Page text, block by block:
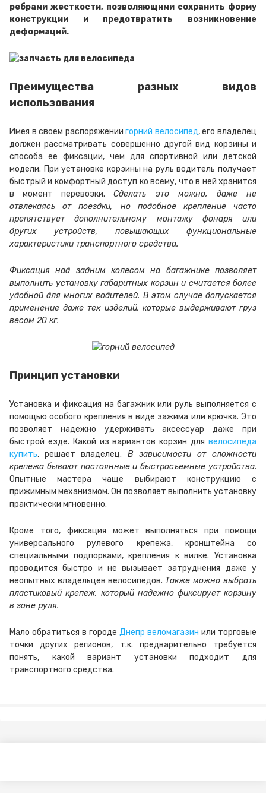
ребрами жесткости, позволяющими сохранить форму
конструкции и предотвратить возникновение
деформаций.
Преимущества разных видов
использования
Имея в своем распоряжениигорний велосипед, его владелец
должен рассматривать совершенно другой вид корзины и
способа ее фиксации, чем для спортивной или детской
модели. При установке корзины на руль водитель получает
быстрый и комфортный доступ ко всему, что в ней хранится
в момент перевозки.Сделать это можно, даже не
отвлекаясь от поездки, но подобное крепление часто
препятствует дополнительному монтажу фонаря или
других устройств, повышающих функциональные
характеристики транспортного средства.
Фиксация над задним колесом на багажнике позволяет
выполнить установку габаритных корзин и считается более
удобной для многих водителей. В этом случае допускается
применение даже тех изделий, которые выдерживают груз
весом 20 кг.
Принцип установки
Установка и фиксация на багажник или руль выполняется с
помощью особого крепления в виде зажима или крючка. Это
позволяет надежно удерживать аксессуар даже при
быстрой езде. Какой из вариантов корзин для велосипеда
купить, решает владелец. В зависимости от сложности
крепежа бывают постоянные и быстросъемные устройства.
Опытные мастера чаще выбирают конструкцию с
прижимным механизмом. Он позволяет выполнить установку
практически мгновенно.
Кроме того, фиксация может выполняться при помощи
универсального рулевого крепежа, кронштейна со
специальными подпорками, крепления к вилке. Установка
проводится быстро и не вызывает затруднения даже у
неопытных владельцев велосипедов. Также можно выбрать
пластиковый крепеж, который надежно фиксирует корзину
в зоне руля.
Мало обратиться в городе Днепр веломагазин или торговые
точки других регионов, т.к. предварительно требуется
понять, какой вариант установки подходит для
транспортного средства.